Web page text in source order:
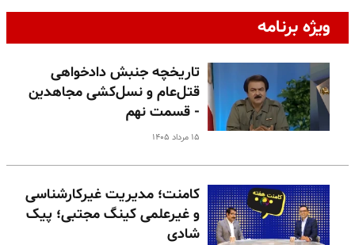
ویژه برنامه
تاریخچه جنبش دادخواهی
قتل‌عام و نسل‌کشی مجاهدین
- قسمت نهم
۱۵ مرداد ۱۴۰۵
کامنت؛ مدیریت غیرکارشناسی
و غیرعلمی کینگ مجتبی؛ پیک
شادی